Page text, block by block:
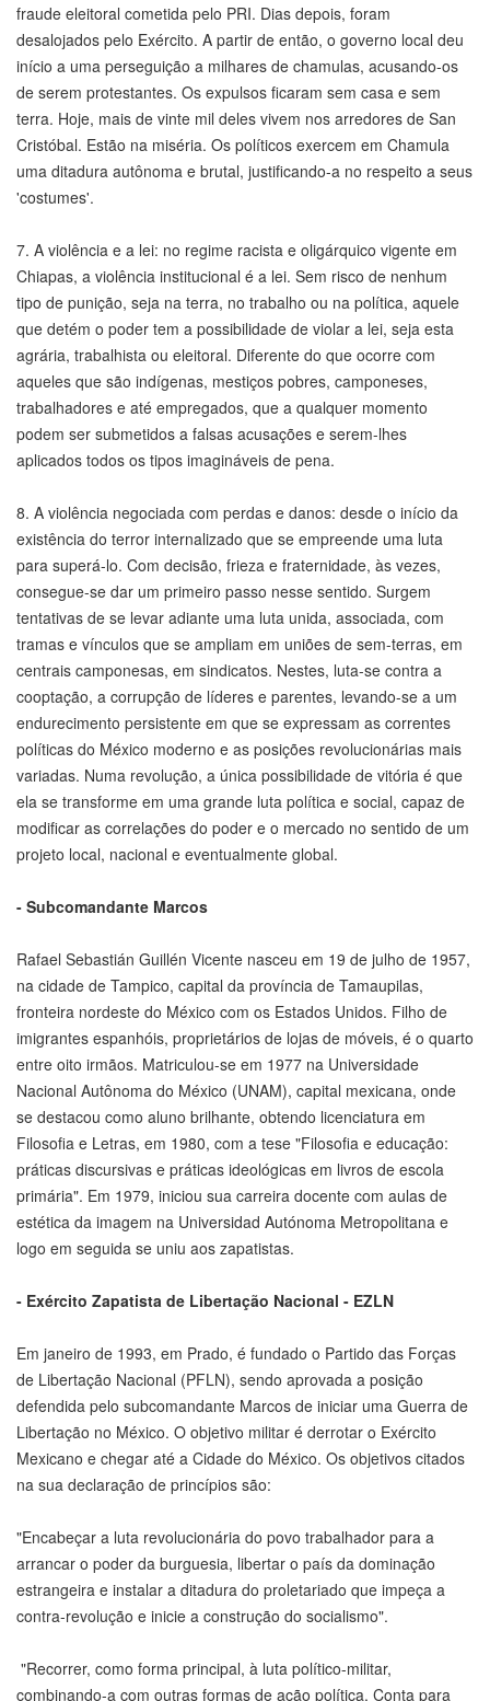
fraude eleitoral cometida pelo PRI. Dias depois, foram
desalojados pelo Exército. A partir de então, o governo local deu
início a uma perseguição a milhares de chamulas, acusando-os
de serem protestantes. Os expulsos ficaram sem casa e sem
terra. Hoje, mais de vinte mil deles vivem nos arredores de San
Cristóbal. Estão na miséria. Os políticos exercem em Chamula
uma ditadura autônoma e brutal, justificando-a no respeito a seus
'costumes'.
7. A violência e a lei: no regime racista e oligárquico vigente em
Chiapas, a violência institucional é a lei. Sem risco de nenhum
tipo de punição, seja na terra, no trabalho ou na política, aquele
que detém o poder tem a possibilidade de violar a lei, seja esta
agrária, trabalhista ou eleitoral. Diferente do que ocorre com
aqueles que são indígenas, mestiços pobres, camponeses,
trabalhadores e até empregados, que a qualquer momento
podem ser submetidos a falsas acusações e serem-lhes
aplicados todos os tipos imagináveis de pena.
8. A violência negociada com perdas e danos: desde o início da
existência do terror internalizado que se empreende uma luta
para superá-lo. Com decisão, frieza e fraternidade, às vezes,
consegue-se dar um primeiro passo nesse sentido. Surgem
tentativas de se levar adiante uma luta unida, associada, com
tramas e vínculos que se ampliam em uniões de sem-terras, em
centrais camponesas, em sindicatos. Nestes, luta-se contra a
cooptação, a corrupção de líderes e parentes, levando-se a um
endurecimento persistente em que se expressam as correntes
políticas do México moderno e as posições revolucionárias mais
variadas. Numa revolução, a única possibilidade de vitória é que
ela se transforme em uma grande luta política e social, capaz de
modificar as correlações do poder e o mercado no sentido de um
projeto local, nacional e eventualmente global.
- Subcomandante Marcos
Rafael Sebastián Guillén Vicente nasceu em 19 de julho de 1957,
na cidade de Tampico, capital da província de Tamaupilas,
fronteira nordeste do México com os Estados Unidos. Filho de
imigrantes espanhóis, proprietários de lojas de móveis, é o quarto
entre oito irmãos. Matriculou-se em 1977 na Universidade
Nacional Autônoma do México (UNAM), capital mexicana, onde
se destacou como aluno brilhante, obtendo licenciatura em
Filosofia e Letras, em 1980, com a tese "Filosofia e educação:
práticas discursivas e práticas ideológicas em livros de escola
primária". Em 1979, iniciou sua carreira docente com aulas de
estética da imagem na Universidad Autónoma Metropolitana e
logo em seguida se uniu aos zapatistas.
- Exército Zapatista de Libertação Nacional - EZLN
Em janeiro de 1993, em Prado, é fundado o Partido das Forças
de Libertação Nacional (PFLN), sendo aprovada a posição
defendida pelo subcomandante Marcos de iniciar uma Guerra de
Libertação no México. O objetivo militar é derrotar o Exército
Mexicano e chegar até a Cidade do México. Os objetivos citados
na sua declaração de princípios são:
"Encabeçar a luta revolucionária do povo trabalhador para a
arrancar o poder da burguesia, libertar o país da dominação
estrangeira e instalar a ditadura do proletariado que impeça a
contra-revolução e inicie a construção do socialismo".
"Recorrer, como forma principal, à luta político-militar,
combinando-a com outras formas de ação política. Conta para